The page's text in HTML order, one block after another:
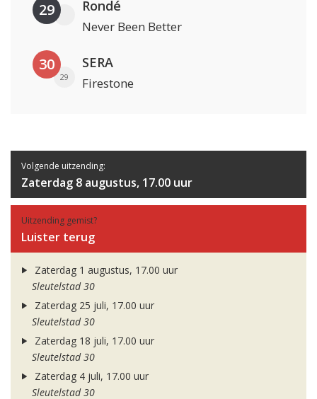
29 Rondé
Never Been Better
30
29
SERA
Firestone
Volgende uitzending:
Zaterdag 8 augustus, 17.00 uur
Uitzending gemist?
Luister terug
Zaterdag 1 augustus, 17.00 uur
Sleutelstad 30
Zaterdag 25 juli, 17.00 uur
Sleutelstad 30
Zaterdag 18 juli, 17.00 uur
Sleutelstad 30
Zaterdag 4 juli, 17.00 uur
Sleutelstad 30